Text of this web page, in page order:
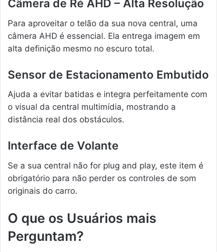
Câmera de Ré AHD – Alta Resolução
Para aproveitar o telão da sua nova central, uma
câmera AHD é essencial. Ela entrega imagem em
alta definição mesmo no escuro total.
Sensor de Estacionamento Embutido
Ajuda a evitar batidas e integra perfeitamente com
o visual da central multimídia, mostrando a
distância real dos obstáculos.
Interface de Volante
Se a sua central não for plug and play, este item é
obrigatório para não perder os controles de som
originais do carro.
O que os Usuários mais
Perguntam?